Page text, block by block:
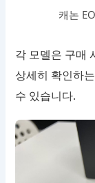
캐논
각 모델은 구매
상세히 확인하
수 있습니다.